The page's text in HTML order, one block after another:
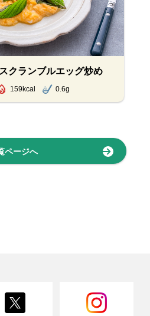
クランブルエッグ炒め
159kcal 0.6g
ページへ